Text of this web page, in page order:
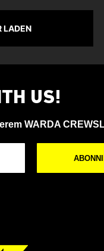
LADEN
US!
WARDA